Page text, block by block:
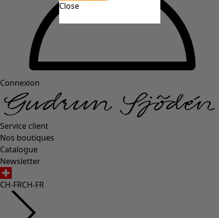
Connexion
Service client
Nos boutiques
Catalogue
Newsletter
CH-FRCH-FR
Close